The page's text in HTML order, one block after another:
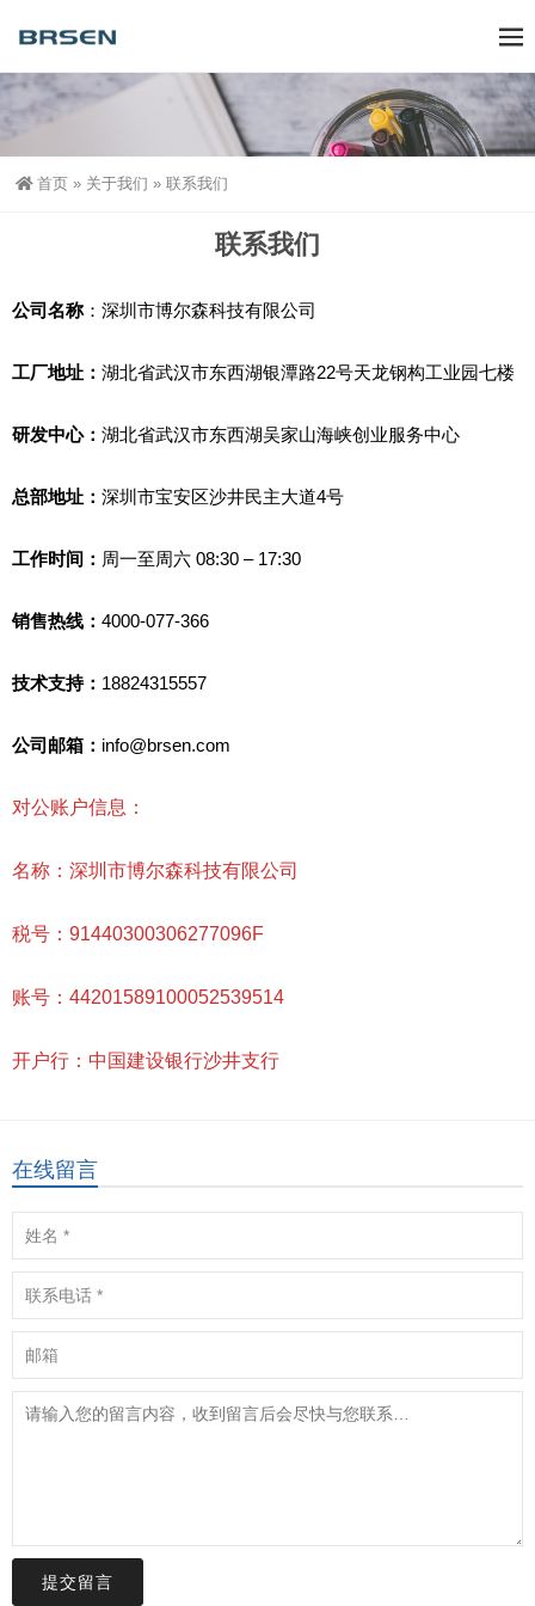
首页 » 关于我们 » 联系我们
联系我们
公司名称：深圳市博尔森科技有限公司
工厂地址： 湖北省武汉市东西湖银潭路22号天龙钢构工业园七楼
研发中心： 湖北省武汉市东西湖吴家山海峡创业服务中心
总部地址： 深圳市宝安区沙井民主大道4号
工作时间： 周一至周六 08:30 – 17:30
销售热线： 4000-077-366
技术支持： 18824315557
公司邮箱： info@brsen.com
对公账户信息：
名称：深圳市博尔森科技有限公司
税号：91440300306277096F
账号：44201589100052539514
开户行：中国建设银行沙井支行
在线留言
提交留言